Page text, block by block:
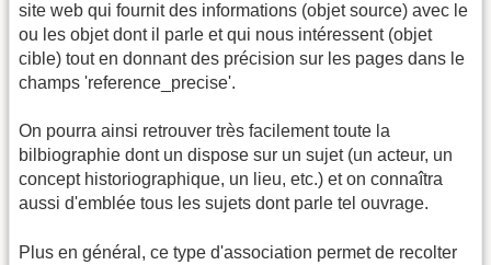
site web qui fournit des informations (objet source) avec le
ou les objet dont il parle et qui nous intéressent (objet
cible) tout en donnant des précision sur les pages dans le
champs 'reference_precise'.
On pourra ainsi retrouver très facilement toute la
bilbiographie dont un dispose sur un sujet (un acteur, un
concept historiographique, un lieu, etc.) et on connaîtra
aussi d'emblée tous les sujets dont parle tel ouvrage.
Plus en général, ce type d'association permet de recolter